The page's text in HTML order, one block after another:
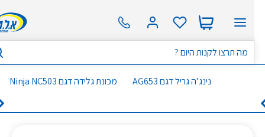
נינג’ה גריל דגם AG653 מכונת גלידה דגם Ninja NC503